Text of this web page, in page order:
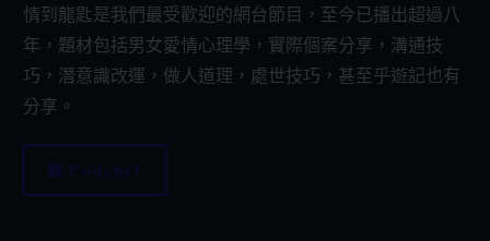
情到龍匙是我們最受歡迎的網台節目，至今已播出超過八
年，題材包括男女愛情心理學，實際個案分享，溝通技
巧，潛意識改運，做人道理，處世技巧，甚至乎遊記也有
分享。
聽 Podcast